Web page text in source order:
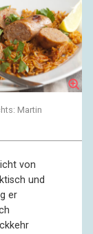
Martin
von
und
er